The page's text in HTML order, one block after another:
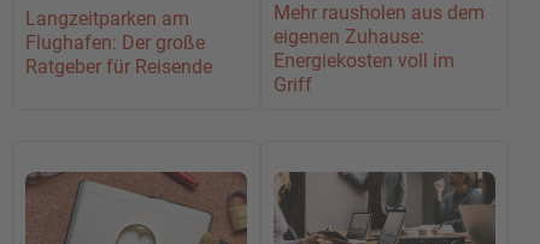
Langzeitparken am
Flughafen: Der große
Ratgeber für Reisende
Mehr rausholen aus dem
eigenen Zuhause:
Energiekosten voll im
Griff